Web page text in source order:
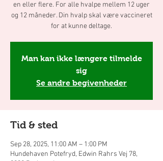
en eller flere. For alle hvalpe mellem 12 uger
og 12 måneder. Din hvalp skal være vaccineret
for at kunne deltage.
Man kan ikke længere tilmelde
sig
Se andre begivenheder
Tid & sted
Sep 28, 2025, 11:00 AM – 1:00 PM
Hundehaven Potefryd, Edwin Rahrs Vej 78,